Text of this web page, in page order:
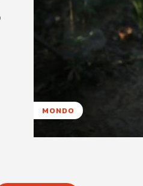
MONDO